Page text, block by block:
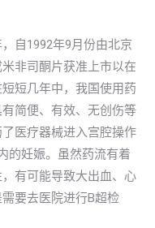
自1992年9月份由北京
非司酮片获准上市以在
短几年中，我国使用药
简便、有效、无创伤等
医疗器械进入宫腔操作
的妊娠。虽然药流有着
有可能导致大出血、心
要去医院进行B超检